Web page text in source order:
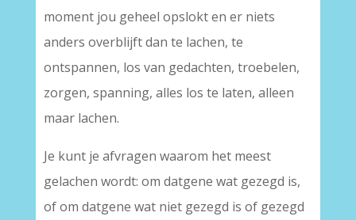
moment jou geheel opslokt en er niets
anders overblijft dan te lachen, te
ontspannen, los van gedachten, troebelen,
zorgen, spanning, alles los te laten, alleen
maar lachen.
Je kunt je afvragen waarom het meest
gelachen wordt: om datgene wat gezegd is,
of om datgene wat niet gezegd is of gezegd